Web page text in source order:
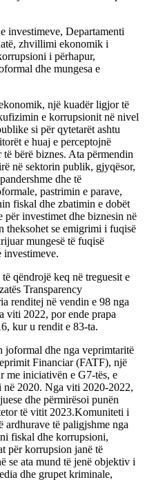
investimeve, Departamenti
zhvillimi ekonomik i
i përhapur,
dhe mungesa e
një kuadër ligjor të
e korrupsionit në nivel
si për qytetarët ashtu
e huaj e perceptojnë
bërë biznes. Ata përmendin
në sektorin publik, gjyqësor,
dhe të
pastrimin e parave,
fiskal dhe zbatimin e dobët
për investimet dhe biznesin në
theksohet se emigrimi i fuqisë
mungesë të fuqisë
investimeve.
qëndrojë keq në treguesit e
Transparency
renditej në vendin e 98 nga
viti 2022, por ende prapa
kur u rendit e 83-ta.
joformal dhe nga veprimtaritë
Financiar (FATF), një
me iniciativën e G7-tës, e
në 2020. Nga viti 2020-2022,
dhe përmirësoi punën
të vitit 2023.Komuniteti i
ardhurave të paligjshme nga
fiskal dhe korrupsioni,
për korrupsion janë të
se ata mund të jenë objektiv i
dhe grupet kriminale,